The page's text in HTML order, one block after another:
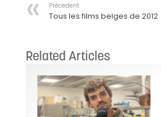
Précedent
Tous les films belges de 2012
Related Articles